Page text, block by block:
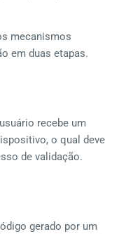
mecanismos
em duas etapas.
recebe um
o qual deve
de validação.
gerado por um